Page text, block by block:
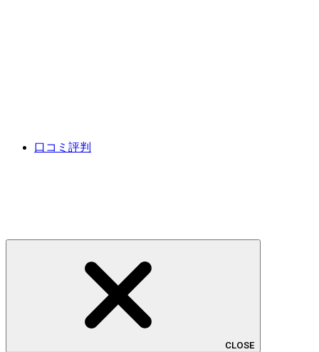
口コミ評判
CLOSE